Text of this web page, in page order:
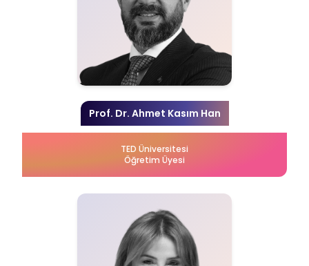
Prof. Dr. Ahmet Kasım Han
TED Üniversitesi
Öğretim Üyesi